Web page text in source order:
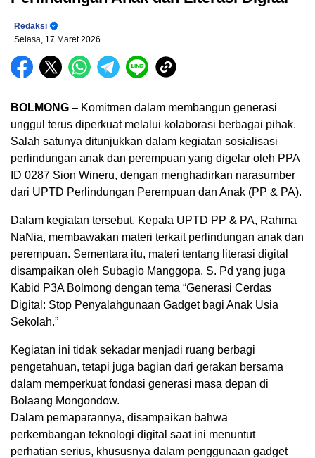
Redaksi
Selasa, 17 Maret 2026
BOLMONG – Komitmen dalam membangun generasi
unggul terus diperkuat melalui kolaborasi berbagai pihak.
Salah satunya ditunjukkan dalam kegiatan sosialisasi
perlindungan anak dan perempuan yang digelar oleh PPA
ID 0287 Sion Wineru, dengan menghadirkan narasumber
dari UPTD Perlindungan Perempuan dan Anak (PP & PA).
Dalam kegiatan tersebut, Kepala UPTD PP & PA, Rahma
NaNia, membawakan materi terkait perlindungan anak dan
perempuan. Sementara itu, materi tentang literasi digital
disampaikan oleh Subagio Manggopa, S. Pd yang juga
Kabid P3A Bolmong dengan tema “Generasi Cerdas
Digital: Stop Penyalahgunaan Gadget bagi Anak Usia
Sekolah.”
Kegiatan ini tidak sekadar menjadi ruang berbagi
pengetahuan, tetapi juga bagian dari gerakan bersama
dalam memperkuat fondasi generasi masa depan di
Bolaang Mongondow.
Dalam pemaparannya, disampaikan bahwa
perkembangan teknologi digital saat ini menuntut
perhatian serius, khususnya dalam penggunaan gadget